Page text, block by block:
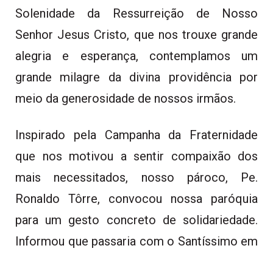
Solenidade da Ressurreição de Nosso
Senhor Jesus Cristo, que nos trouxe grande
alegria e esperança, contemplamos um
grande milagre da divina providência por
meio da generosidade de nossos irmãos.
Inspirado pela Campanha da Fraternidade
que nos motivou a sentir compaixão dos
mais necessitados, nosso pároco, Pe.
Ronaldo Tôrre, convocou nossa paróquia
para um gesto concreto de solidariedade.
Informou que passaria com o Santíssimo em